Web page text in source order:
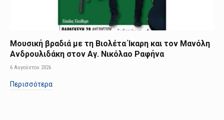
Μουσική βραδιά με τη Βιολέτα Ίκαρη και τον Μανόλη
Ανδρουλιδάκη στον Αγ. Νικόλαο Ραφήνα
6 Αυγούστου 2026
Περισσότερα